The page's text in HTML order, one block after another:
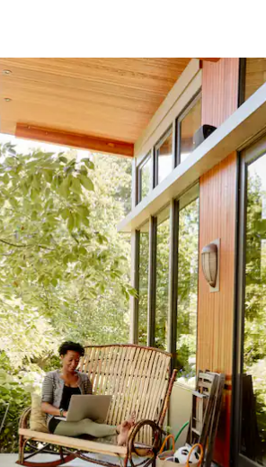
flecha hacia arriba y hacia abajo o explora